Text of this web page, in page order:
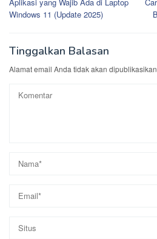
pos
Aplikasi yang Wajib Ada di Laptop
Windows 11 (Update 2025)
Tinggalkan Balasan
Alamat email Anda tidak akan